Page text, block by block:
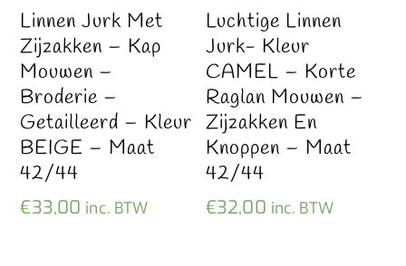
Linnen Jurk Met
Zijzakken – Kap
Mouwen –
Broderie –
Getailleerd – Kleur
BEIGE – Maat
42/44
€33,00 inc. BTW
Luchtige Linnen
Jurk- Kleur
CAMEL – Korte
Raglan Mouwen –
Zijzakken En
Knoppen – Maat
42/44
€32,00 inc. BTW